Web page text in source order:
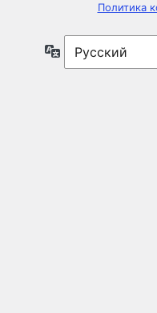
Политика
Язык